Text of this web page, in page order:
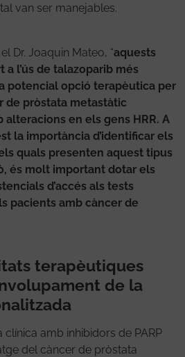
van ser manejables.
el Dr. Joaquin Mateo, “aquests
l’ús de talazoparib més
potencial opció terapèutica per
de pròstata metastàtic
en els gens HRR. A
la importància d’identificar els
quals presenten aquest tipus
és molt important dotar els
d’accés als tests
pacients amb càncer de
terapèutiques
de la
clínica amb inhibidors de PARP
del càncer de pròstata